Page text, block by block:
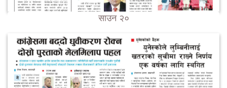
साउन २०